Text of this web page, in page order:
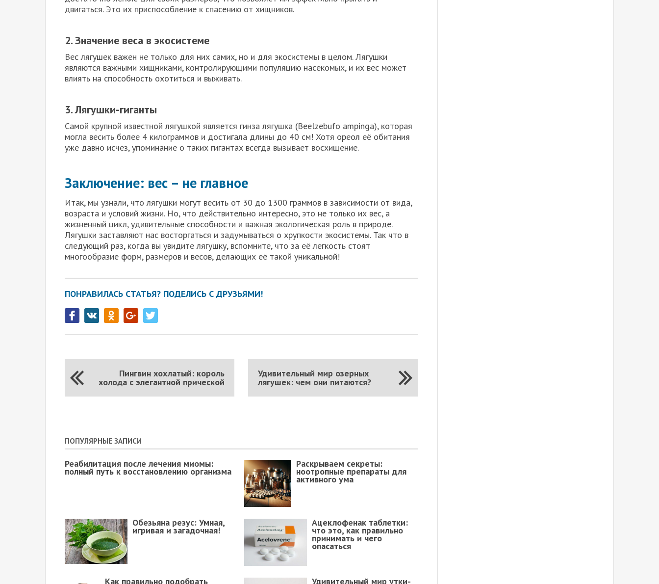
двигаться. Это их приспособление к спасению от хищников.
2. Значение веса в экосистеме
Вес лягушек важен не только для них самих, но и для экосистемы в целом. Лягушки
являются важными хищниками, контролирующими популяцию насекомых, и их вес может
влиять на способность охотиться и выживать.
3. Лягушки-гиганты
Самой крупной известной лягушкой является гинза лягушка (Beelzebufo ampinga), которая
могла весить более 4 килограммов и достигала длины до 40 см! Хотя ореол её обитания
уже давно исчез, упоминание о таких гигантах всегда вызывает восхищение.
Заключение: вес – не главное
Итак, мы узнали, что лягушки могут весить от 30 до 1300 граммов в зависимости от вида,
возраста и условий жизни. Но, что действительно интересно, это не только их вес, а
жизненный цикл, удивительные способности и важная экологическая роль в природе.
Лягушки заставляют нас восторгаться и задумываться о хрупкости экосистемы. Так что в
следующий раз, когда вы увидите лягушку, вспомните, что за её легкость стоят
многообразие форм, размеров и весов, делающих её такой уникальной!
ПОНРАВИЛАСЬ СТАТЬЯ? ПОДЕЛИСЬ С ДРУЗЬЯМИ!
Удивительный мир озерных
лягушек: чем они питаются?
Пингвин хохлатый: король
холода с элегантной прической
ПОПУЛЯРНЫЕ ЗАПИСИ
Реабилитация после лечения миомы:
полный путь к восстановлению организма
Раскрываем секреты:
ноотропные препараты для
активного ума
Обезьяна резус: Умная,
игривая и загадочная!
Ацеклофенак таблетки:
что это, как правильно
принимать и чего
опасаться
Как правильно подобрать Удивительный мир утки-